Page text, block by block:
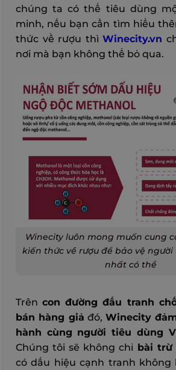
chúng ta có thể tiêu dùng
minh, nếu bạn cần tìm hiểu
thức về rượu thì Winecity.vn
nơi mà bạn không thể bỏ qua.
Winecity luôn mong muốn cung
kiến thức về rượu để bảo vệ
nhất có thể
Trêncon đường đấu tranh
bán hàng giả đó, Winecity
hành cùng người tiêu dùng
Chúng tôi sẽ không chỉ bài trừ
có dấu hiệu cạnh tranh không